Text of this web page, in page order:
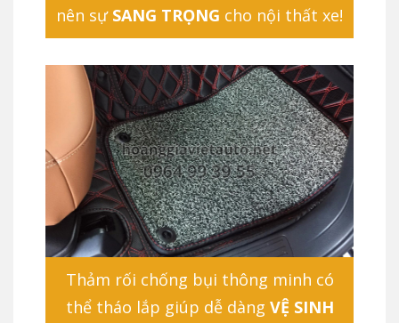
nên sự SANG TRỌNG cho nội thất xe!
Thảm rối chống bụi thông minh có
thể tháo lắp giúp dễ dàng VỆ SINH